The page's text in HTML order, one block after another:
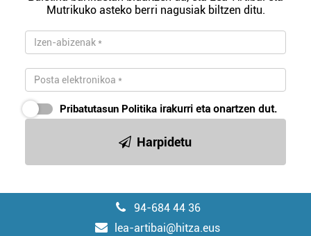
irakurriMutrikuko asteko berri nagusiak biltzen ditu.
Pribatutasun Politika irakurri eta onartzen dut.
Harpidetu
94-684 44 36
lea-artibai@hitza.eus